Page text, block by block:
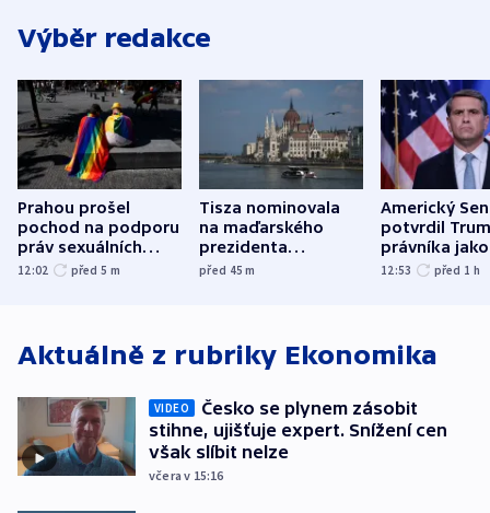
Výběr redakce
Prahou prošel
pochod na podporu
práv sexuálních
menšin
12:02 před 5 m
Tisza nominovala
na maďarského
prezidenta
bývalého šéfa
před 45m
Americký
potvrdil
právníka jako
ministra
12:53 před 1 h
Aktuálně z rubriky Ekonomika
VIDEO
Česko se plynem zásobit
stihne, ujišťuje expert. Snížení cen
však slíbit nelze
včera v 15:16